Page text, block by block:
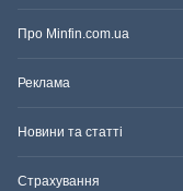
Про Minfin.com.ua
Реклама
Новини та статті
Страхування